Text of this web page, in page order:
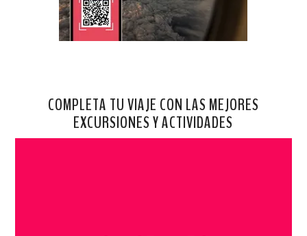
COMPLETA TU VIAJE CON LAS MEJORES
EXCURSIONES Y ACTIVIDADES